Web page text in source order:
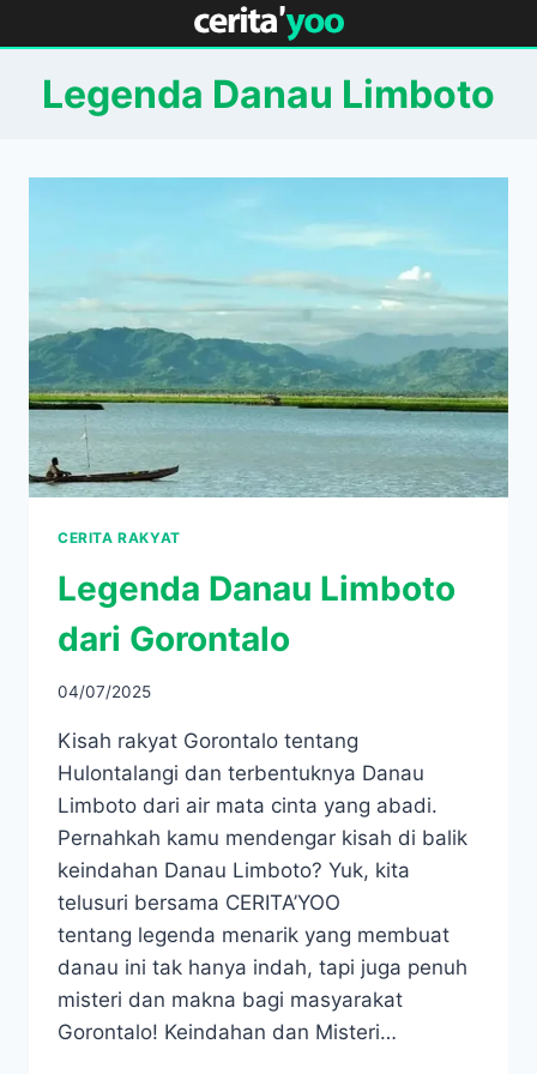
to
contentLegenda Danau Limboto
CERITA RAKYAT
Legenda Danau Limboto
dari Gorontalo
04/07/2025
Kisah rakyat Gorontalo tentang
Hulontalangi dan terbentuknya Danau
Limboto dari air mata cinta yang abadi.
Pernahkah kamu mendengar kisah di balik
keindahan Danau Limboto? Yuk, kita
telusuri bersama CERITA’YOO
tentang legenda menarik yang membuat
danau ini tak hanya indah, tapi juga penuh
misteri dan makna bagi masyarakat
Gorontalo! Keindahan dan Misteri…